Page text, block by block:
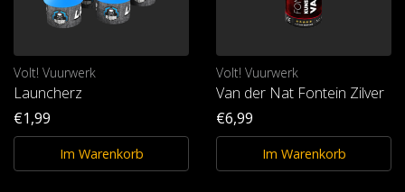
Volt! Vuurwerk
Launcherz
€1,99
Im Warenkorb
Volt! Vuurwerk
Van der Nat Fontein Zilver
€6,99
Im Warenkorb